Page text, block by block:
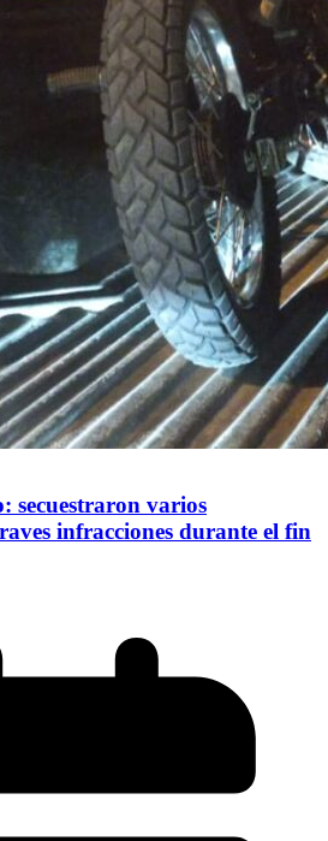
secuestraron varios
infracciones durante el fin